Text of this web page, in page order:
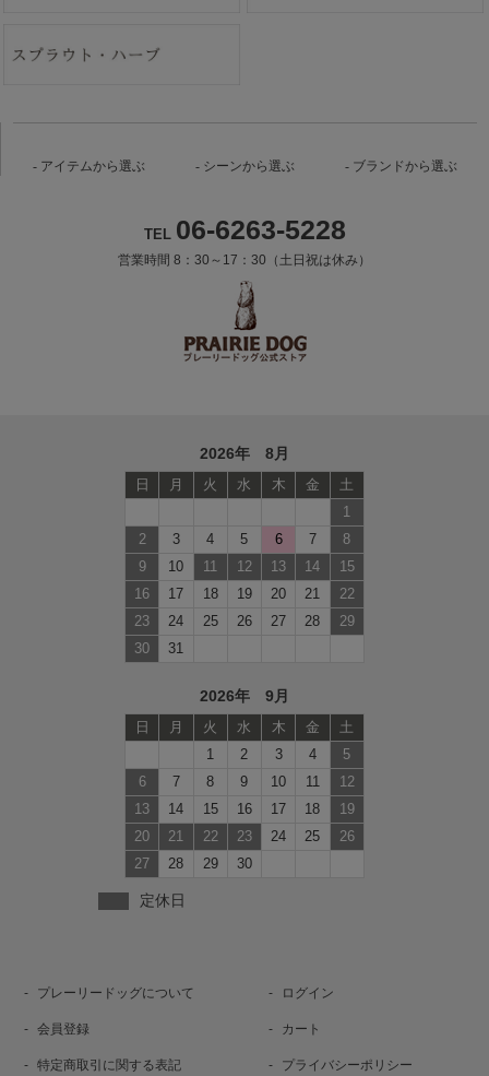
アイテムから選ぶ シーンから選ぶ ブランドから選ぶ
TEL 06-6263-5228
営業時間 8：30～17：30（土日祝は休み）
2026年 8月
日 月 火 水 木 金
土
1
2
3 4 5 6 7
8
9
10 11 12 13 14
15
16
17 18 19 20 21
22
23
24 25 26 27 28
29
30
31
2026年 9月
日 月 火 水 木 金
土
1
2 3 4
5
6
7 8 9 10 11
12
13
14 15 16 17 18
19
20
21 22 23 24 25
26
27
28 29 30
定休日
プレーリードッグについて ログイン
会員登録 カート
特定商取引に関する表記 プライバシーポリシー